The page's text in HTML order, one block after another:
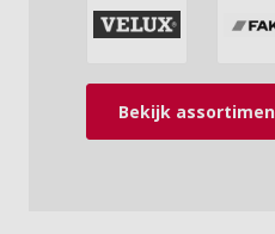
Bekijk